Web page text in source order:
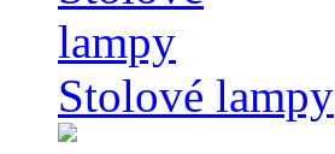
Stolové lampy